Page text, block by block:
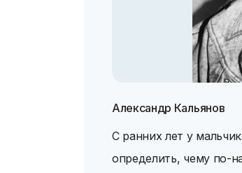
Александр Кальянов
С ранних лет у
определить, чему по-